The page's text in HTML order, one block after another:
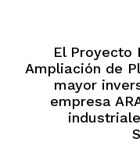
El Proyecto
Ampliación de
mayor
empresa